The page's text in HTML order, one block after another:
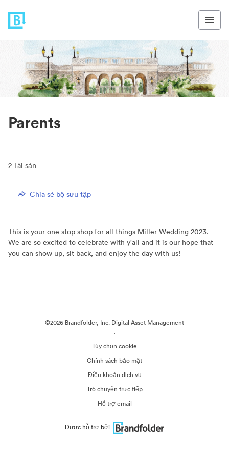
Parents
2 Tài sản
Chia sẻ bộ sưu tập
This is your one stop shop for all things Miller Wedding 2023.
We are so excited to celebrate with y'all and it is our hope that
you can show up, sit back, and enjoy the day with us!
©2026 Brandfolder, Inc. Digital Asset Management
·
Tùy chọn cookie
Chính sách bảo mật
Điều khoản dịch vụ
Trò chuyện trực tiếp
Hỗ trợ email
Được hỗ trợ bởi